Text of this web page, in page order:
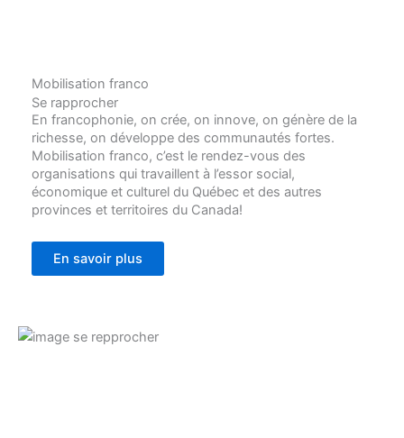
Mobilisation franco
Se rapprocher
En francophonie, on crée, on innove, on génère de la
richesse, on développe des communautés fortes.
Mobilisation franco, c’est le rendez-vous des
organisations qui travaillent à l’essor social,
économique et culturel du Québec et des autres
provinces et territoires du Canada!
En savoir plus